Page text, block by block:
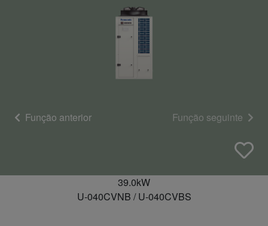
Função anterior Função seguinte
39.0kW
U-040CVNB / U-040CVBS